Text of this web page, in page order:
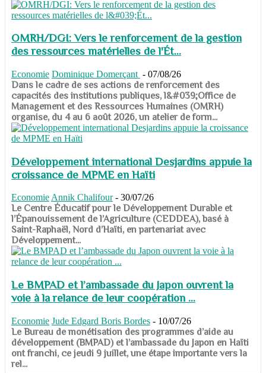
OMRH/DGI: Vers le renforcement de la gestion
des ressources matérielles de l'Ét...
Economie Dominique Domerçant - 07/08/26
Dans le cadre de ses actions de renforcement des
capacités des institutions publiques, l&#039;Office de
Management et des Ressources Humaines (OMRH)
organise, du 4 au 6 août 2026, un atelier de form...
Développement international Desjardins appuie la
croissance de MPME en Haïti
Economie Annik Chalifour - 30/07/26
​​​​​​​Le Centre Éducatif pour le Développement Durable et
l’Épanouissement de l’Agriculture (CEDDEA), basé à
Saint-Raphaël, Nord d’Haïti, en partenariat avec
Développement...
Le BMPAD et l’ambassade du Japon ouvrent la
voie à la relance de leur coopération ...
Economie Jude Edgard Boris Bordes - 10/07/26
​​​​​​​Le Bureau de monétisation des programmes d’aide au
développement (BMPAD) et l’ambassade du Japon en Haïti
ont franchi, ce jeudi 9 juillet, une étape importante vers la
rel...